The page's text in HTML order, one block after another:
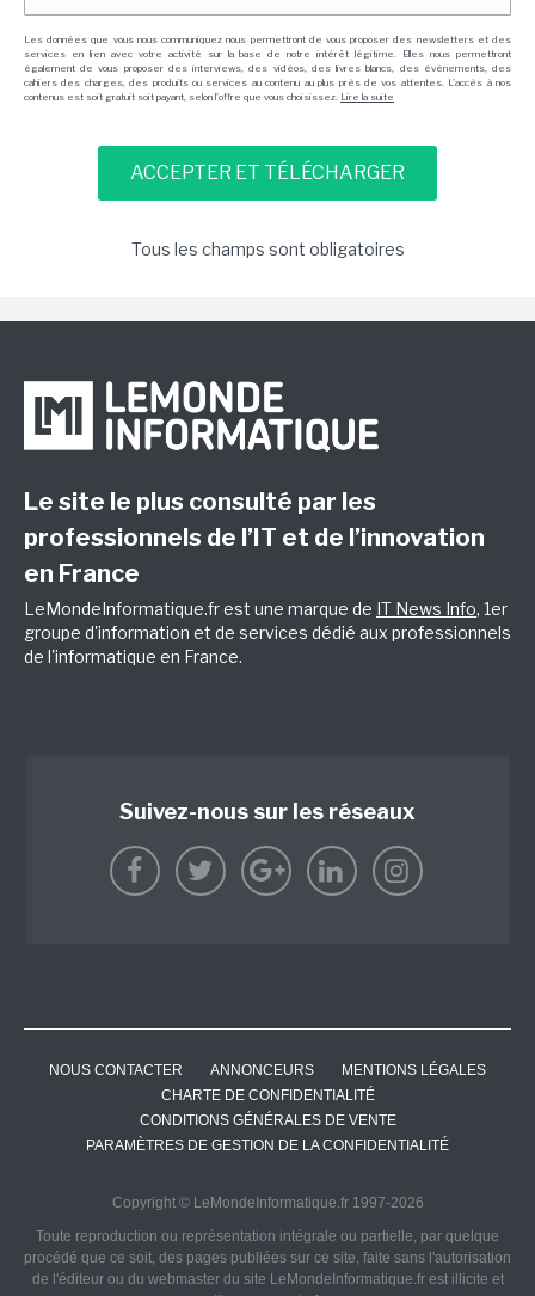
Les données que vous nous communiquez nous permettront de vous proposer des newsletters et des
services en lien avec votre activité sur la base de notre intérêt légitime. Elles nous permettront
également de vous proposer des interviews, des vidéos, des livres blancs, des événements, des
cahiers des charges, des produits ou services au contenu au plus près de vos attentes. L'accès à nos
contenus est soit gratuit soit payant, selon l'offre que vous choisissez. Lire la suite
Tous les champs sont obligatoires
Le site le plus consulté par les
professionnels de l’IT et de l’innovation
en France
LeMondeInformatique.fr est une marque de IT News Info, 1er
groupe d'information et de services dédié aux professionnels
de l'informatique en France.
Suivez-nous sur les réseaux
NOUS CONTACTER ANNONCEURS
MENTIONS LÉGALES
CHARTE DE CONFIDENTIALITÉ
CONDITIONS GÉNÉRALES DE VENTE
PARAMÈTRES DE GESTION DE LA CONFIDENTIALITÉ
Copyright © LeMondeInformatique.fr 1997-2026
Toute reproduction ou représentation intégrale ou partielle, par quelque
procédé que ce soit, des pages publiées sur ce site, faite sans l'autorisation
de l'éditeur ou du webmaster du site LeMondeInformatique.fr est illicite et